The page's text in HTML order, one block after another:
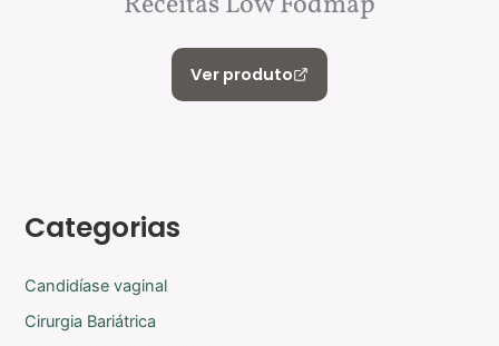
Ver produto
Categorias
Candidíase vaginal
Cirurgia Bariátrica